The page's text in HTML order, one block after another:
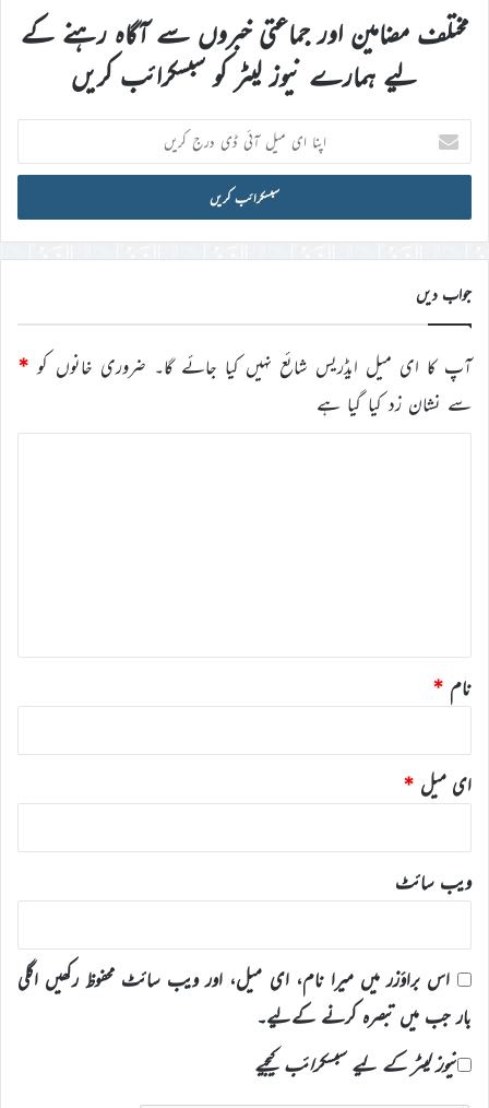
مختلف مضامین اور جماعتی خبروں سے آگاہ رہنے کے
لیے ہمارے نیوز لیٹر کو سبسکرائب کریں
اپنا
ای
میل
ڈی
درج
کریں
جواب دیں
آپ کا ای میل ایڈریس شائع نہیں کیا جائے گا۔ ضروری خانوں کو *
سے نشان زد کیا گیا ہے
نام *
ای میل *
ویب‌ سائٹ
اس براؤزر میں میرا نام، ای میل، اور ویب سائٹ محفوظ رکھیں اگلی
بار جب میں تبصرہ کرنے کےلیے۔
نیوز لیٹر کے لیے سبسکرائب کیجیے